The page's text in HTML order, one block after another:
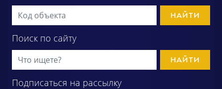
НАЙТИ
Поиск по сайту
НАЙТИ
Подписаться на рассылку